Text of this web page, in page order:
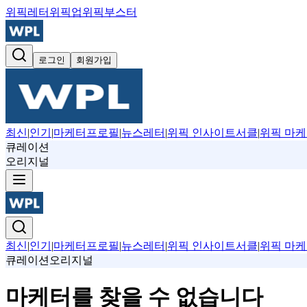
위픽레터 위픽업위픽부스터
로그인 회원가입
최신|인기 |마케터프로필|뉴스레터 |위픽 인사이트서클|위픽 마케
큐레이션
오리지널
최신|인기 |마케터프로필|뉴스레터 |위픽 인사이트서클|위픽 마케
큐레이션 오리지널
마케터를 찾을 수 없습니다